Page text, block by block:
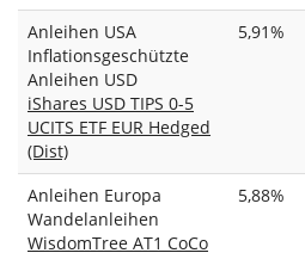
Anleihen USA
Inflationsgeschützte
Anleihen USD
iShares USD TIPS 0-5
UCITS ETF EUR Hedged
(Dist)
5,91%
Anleihen Europa
Wandelanleihen
WisdomTree AT1 CoCo
5,88%